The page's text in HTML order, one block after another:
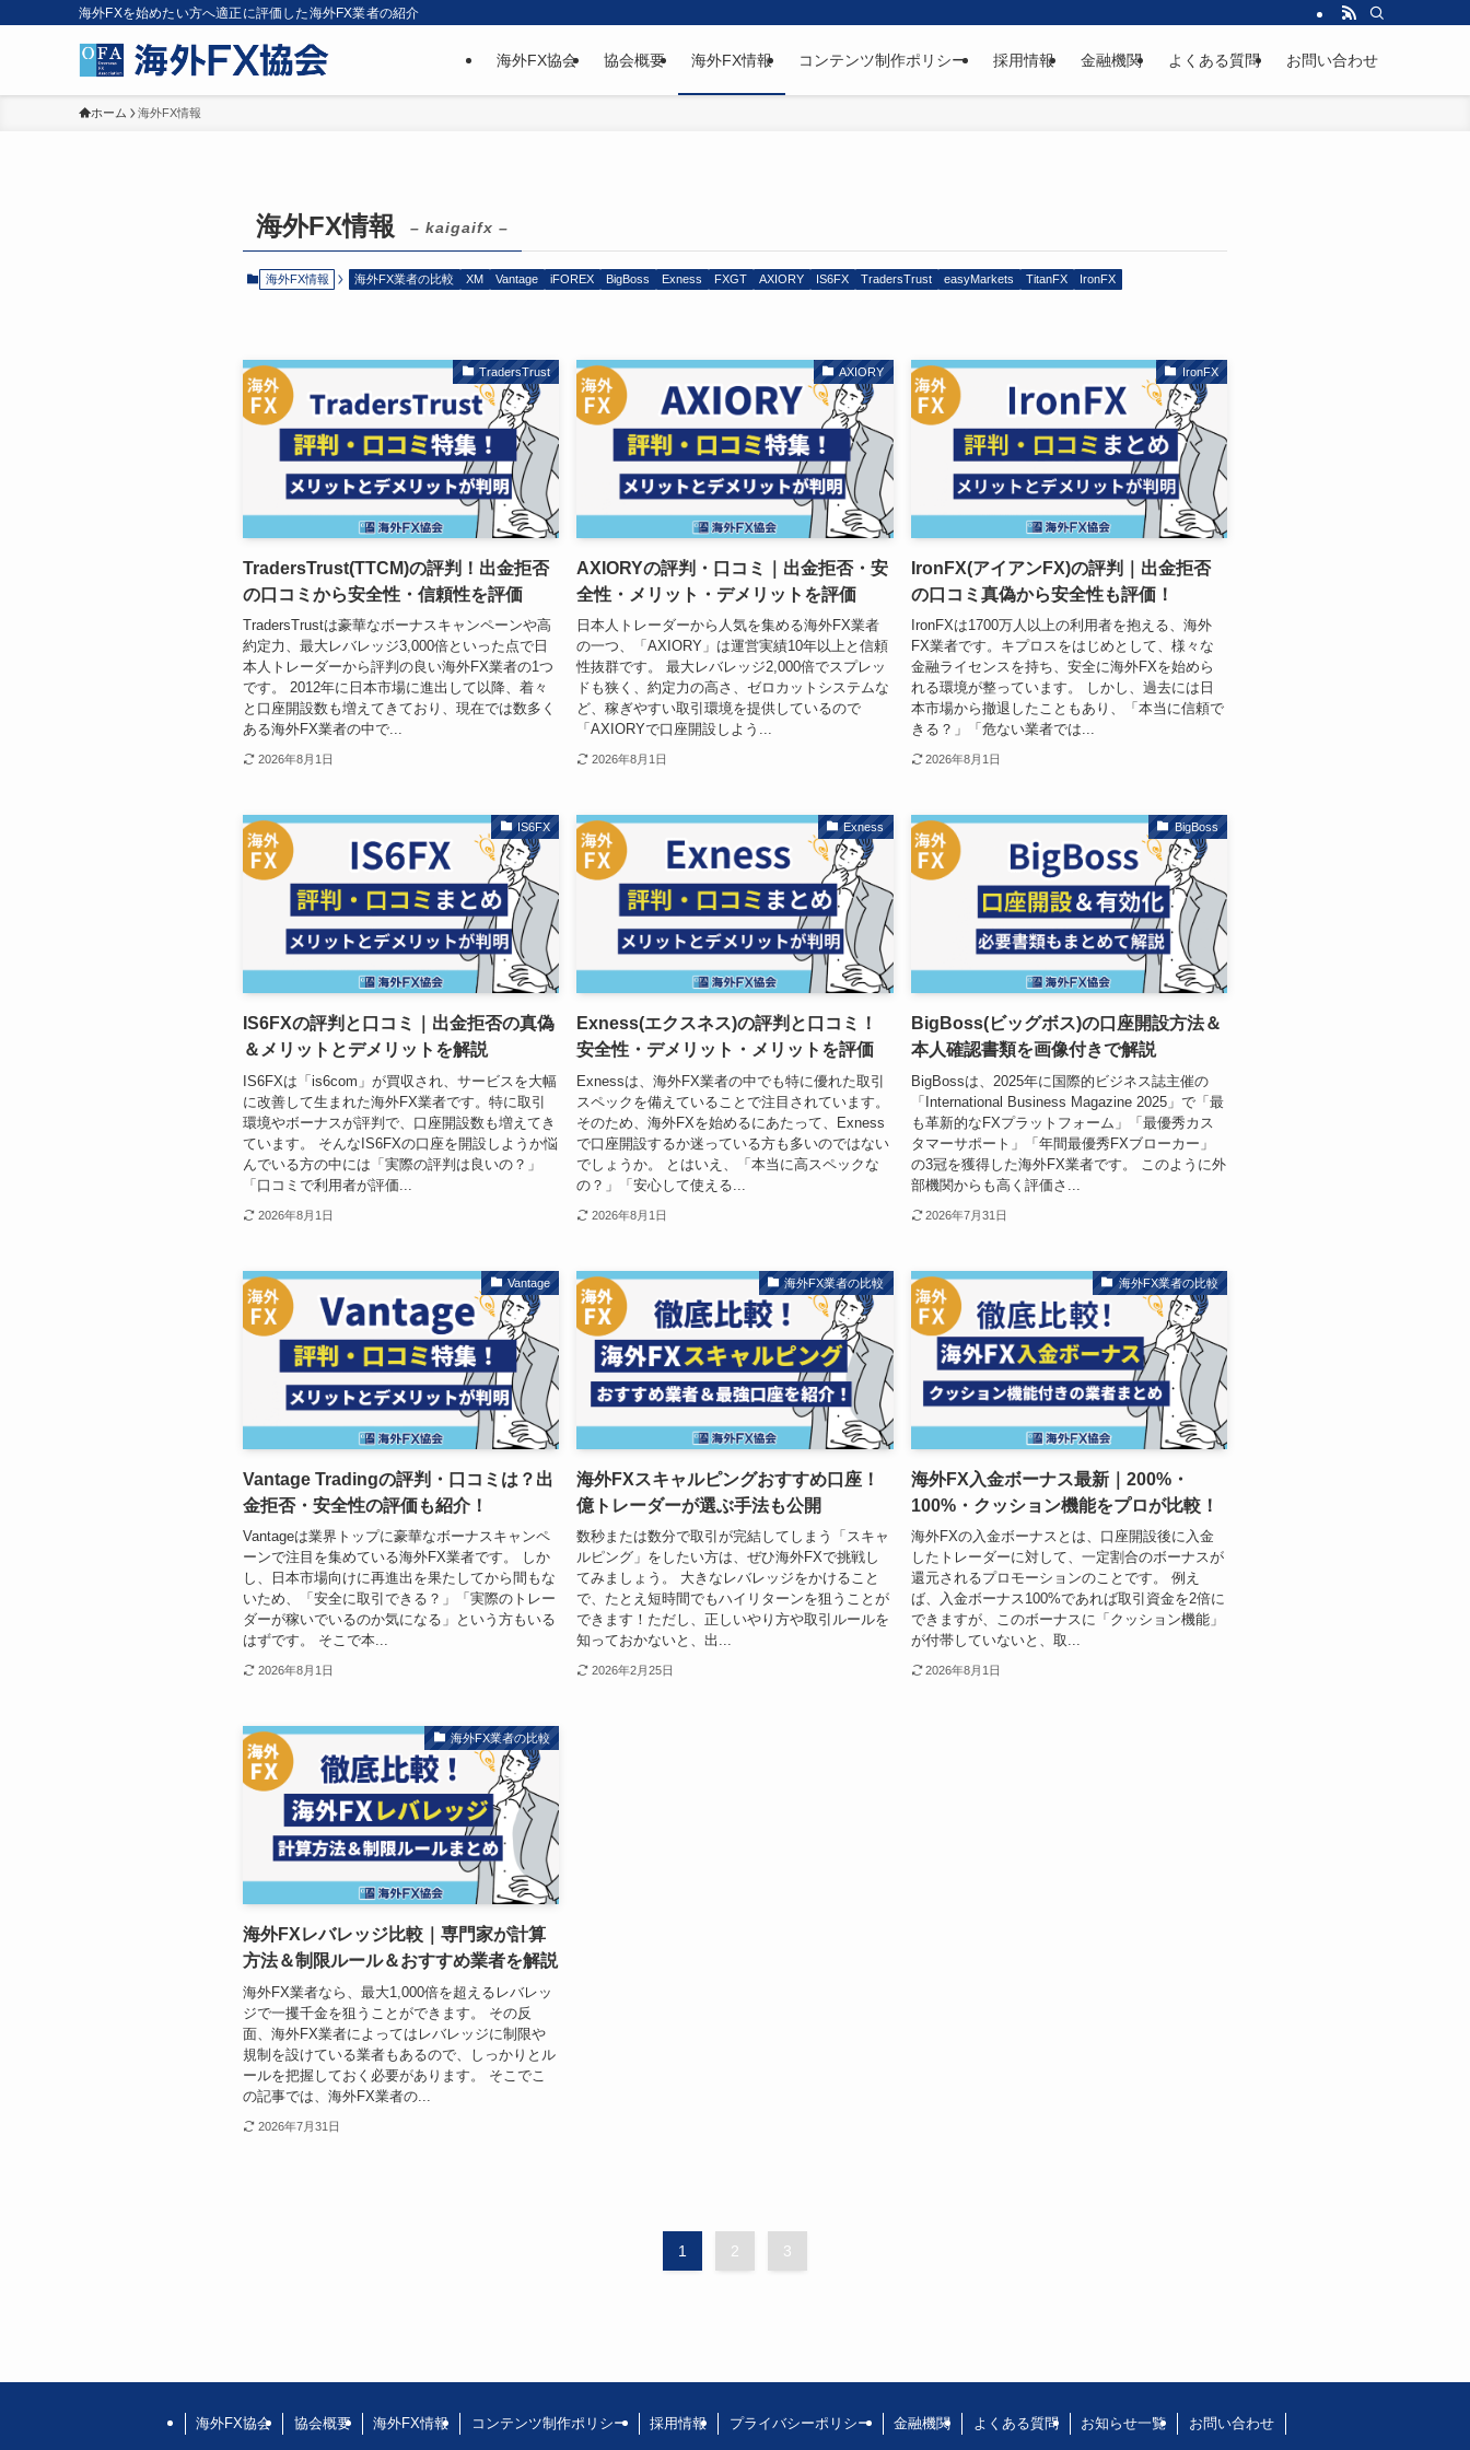
海外FXを始めたい方へ適正に評価した海外FX業者の紹介
海外FX協会 協会概要 海外FX情報 コンテンツ制作ポリシー 採用情報 金融機関 よくある質問 お問い合わせ
ホーム 海外FX情報
海外FX情報 – kaigaifx –
海外FX情報 海外FX業者の比較 XM Vantage iFOREX BigBoss Exness FXGT AXIORY IS6FX TradersTrust easyMarkets TitanFX IronFX
TradersTrust
TradersTrust(TTCM)の評判！出金拒否
の口コミから安全性・信頼性を評価
TradersTrustは豪華なボーナスキャンペーンや高
約定力、最大レバレッジ3,000倍といった点で日
本人トレーダーから評判の良い海外FX業者の1つ
です。 2012年に日本市場に進出して以降、着々
と口座開設数も増えてきており、現在では数多く
ある海外FX業者の中で...
2026年8月1日
AXIORY
AXIORYの評判・口コミ｜出金拒否・安
全性・メリット・デメリットを評価
日本人トレーダーから人気を集める海外FX業者
の一つ、「AXIORY」は運営実績10年以上と信頼
性抜群です。 最大レバレッジ2,000倍でスプレッ
ドも狭く、約定力の高さ、ゼロカットシステムな
ど、稼ぎやすい取引環境を提供しているので
「AXIORYで口座開設しよう...
2026年8月1日
IronFX
IronFX(アイアンFX)の評判｜出金拒否
の口コミ真偽から安全性も評価！
IronFXは1700万人以上の利用者を抱える、海外
FX業者です。キプロスをはじめとして、様々な
金融ライセンスを持ち、安全に海外FXを始めら
れる環境が整っています。 しかし、過去には日
本市場から撤退したこともあり、「本当に信頼で
きる？」「危ない業者では...
2026年8月1日
IS6FX
IS6FXの評判と口コミ｜出金拒否の真偽
＆メリットとデメリットを解説
IS6FXは「is6com」が買収され、サービスを大幅
に改善して生まれた海外FX業者です。特に取引
環境やボーナスが評判で、口座開設数も増えてき
ています。 そんなIS6FXの口座を開設しようか悩
んでいる方の中には「実際の評判は良いの？」
「口コミで利用者が評価...
2026年8月1日
Exness
Exness(エクスネス)の評判と口コミ！
安全性・デメリット・メリットを評価
Exnessは、海外FX業者の中でも特に優れた取引
スペックを備えていることで注目されています。
そのため、海外FXを始めるにあたって、Exness
で口座開設するか迷っている方も多いのではない
でしょうか。 とはいえ、「本当に高スペックな
の？」「安心して使える...
2026年8月1日
BigBoss
BigBoss(ビッグボス)の口座開設方法＆
本人確認書類を画像付きで解説
BigBossは、2025年に国際的ビジネス誌主催の
「International Business Magazine 2025」で「最
も革新的なFXプラットフォーム」「最優秀カス
タマーサポート」「年間最優秀FXブローカー」
の3冠を獲得した海外FX業者です。 このように外
部機関からも高く評価さ...
2026年7月31日
Vantage
Vantage Tradingの評判・口コミは？出
金拒否・安全性の評価も紹介！
Vantageは業界トップに豪華なボーナスキャンペ
ーンで注目を集めている海外FX業者です。 しか
し、日本市場向けに再進出を果たしてから間もな
いため、「安全に取引できる？」「実際のトレー
ダーが稼いでいるのか気になる」という方もいる
はずです。 そこで本...
2026年8月1日
海外FX業者の比較
海外FXスキャルピングおすすめ口座！
億トレーダーが選ぶ手法も公開
数秒または数分で取引が完結してしまう「スキャ
ルピング」をしたい方は、ぜひ海外FXで挑戦し
てみましょう。 大きなレバレッジをかけること
で、たとえ短時間でもハイリターンを狙うことが
できます！ただし、正しいやり方や取引ルールを
知っておかないと、出...
2026年2月25日
海外FX業者の比較
海外FX入金ボーナス最新｜200%・
100%・クッション機能をプロが比較！
海外FXの入金ボーナスとは、口座開設後に入金
したトレーダーに対して、一定割合のボーナスが
還元されるプロモーションのことです。 例え
ば、入金ボーナス100%であれば取引資金を2倍に
できますが、このボーナスに「クッション機能」
が付帯していないと、取...
2026年8月1日
海外FX業者の比較
海外FXレバレッジ比較｜専門家が計算
方法＆制限ルール＆おすすめ業者を解説
海外FX業者なら、最大1,000倍を超えるレバレッ
ジで一攫千金を狙うことができます。 その反
面、海外FX業者によってはレバレッジに制限や
規制を設けている業者もあるので、しっかりとル
ールを把握しておく必要があります。 そこでこ
の記事では、海外FX業者の...
2026年7月31日
1 2 3
海外FX協会 協会概要 海外FX情報 コンテンツ制作ポリシー 採用情報 プライバシーポリシー 金融機関 よくある質問 お知らせ一覧 お問い合わせ